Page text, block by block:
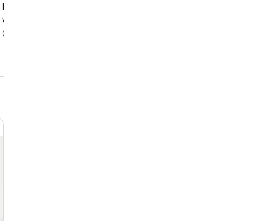
Passeios para o Parque do Café
Você pode reservar facilmente passeios para o famoso
Café da Colômbia, que fica a apenas 19 km,